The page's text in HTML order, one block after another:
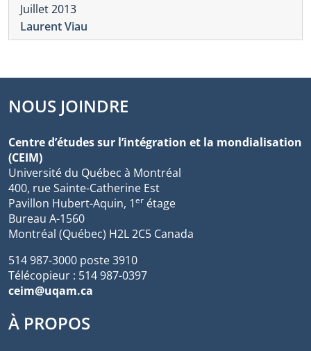
Juillet 2013
Laurent Viau
NOUS JOINDRE
Centre d’études sur l’intégration et la mondialisation
(CEIM)
Université du Québec à Montréal
400, rue Sainte-Catherine Est
Pavillon Hubert-Aquin, 1er étage
Bureau A-1560
Montréal (Québec) H2L 2C5 Canada
514 987-3000 poste 3910
Télécopieur : 514 987-0397
ceim@uqam.ca
À PROPOS